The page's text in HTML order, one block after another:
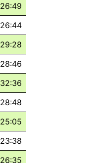
26:49
26:44
29:28
28:46
32:36
28:48
25:05
23:38
26:35